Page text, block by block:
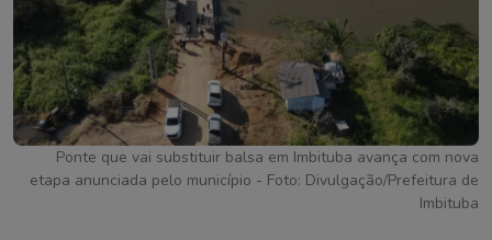
Ponte que vai substituir balsa em Imbituba avança com nova
etapa anunciada pelo município - Foto: Divulgação/Prefeitura de
Imbituba